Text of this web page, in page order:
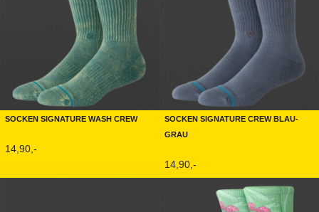
Socken Signature Wash Crew
14,90,-
Socken Signature Crew Blau-
Grau
14,90,-